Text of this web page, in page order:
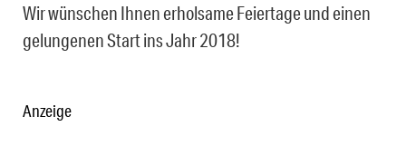
Wir wünschen Ihnen erholsame Feiertage und einen
gelungenen Start ins Jahr 2018!
Anzeige